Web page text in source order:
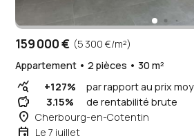
159 000 € (5 300 €/m²)
Appartement • 2 pièces • 30 m²
query_stats +127% par rapport au prix
savings 3.15% de rentabilité brute
place Cherbourg-en-Cotentin
event Le 7 juillet